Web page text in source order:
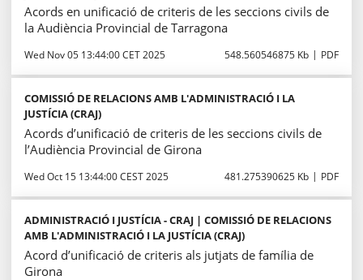
Acords en unificació de criteris de les seccions civils de
la Audiència Provincial de Tarragona
Wed Nov 05 13:44:00 CET 2025 548.560546875 Kb PDF
COMISSIÓ DE RELACIONS AMB L'ADMINISTRACIÓ I LA
JUSTÍCIA (CRAJ)
Acords d’unificació de criteris de les seccions civils de
l’Audiència Provincial de Girona
Wed Oct 15 13:44:00 CEST 2025 481.275390625 Kb PDF
ADMINISTRACIÓ I JUSTÍCIA - CRAJ | COMISSIÓ DE RELACIONS
AMB L'ADMINISTRACIÓ I LA JUSTÍCIA (CRAJ)
Acord d’unificació de criteris als jutjats de família de
Girona